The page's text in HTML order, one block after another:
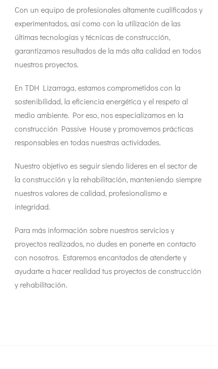
Con un equipo de profesionales altamente cualificados y
experimentados, así como con la utilización de las
últimas tecnologías y técnicas de construcción,
garantizamos resultados de la más alta calidad en todos
nuestros proyectos.
En TDH Lizarraga, estamos comprometidos con la
sostenibilidad, la eficiencia energética y el respeto al
medio ambiente. Por eso, nos especializamos en la
construcción Passive House y promovemos prácticas
responsables en todas nuestras actividades.
Nuestro objetivo es seguir siendo líderes en el sector de
la construcción y la rehabilitación, manteniendo siempre
nuestros valores de calidad, profesionalismo e
integridad.
Para más información sobre nuestros servicios y
proyectos realizados, no dudes en ponerte en contacto
con nosotros. Estaremos encantados de atenderte y
ayudarte a hacer realidad tus proyectos de construcción
y rehabilitación.